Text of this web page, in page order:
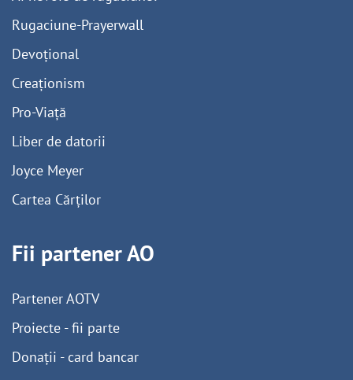
Rugaciune-Prayerwall
Devoțional
Creaționism
Pro-Viață
Liber de datorii
Joyce Meyer
Cartea Cărților
Fii partener AO
Partener AOTV
Proiecte - fii parte
Donații - card bancar